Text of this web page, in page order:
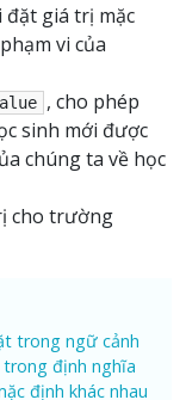
đặt giá trị mặc
vi của
, cho phép
sinh mới được
chúng ta về học
cho trường
trong ngữ cảnh
định nghĩa
định khác nhau